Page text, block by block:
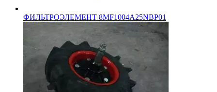
ФИЛЬТРОЭЛЕМЕНТ 8MF1004A25NBP01